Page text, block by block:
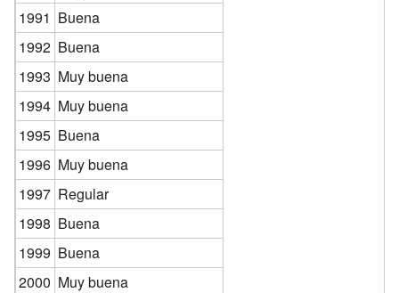
1991 Buena
1992 Buena
1993 Muy buena
1994 Muy buena
1995 Buena
1996 Muy buena
1997 Regular
1998 Buena
1999 Buena
2000 Muy buena